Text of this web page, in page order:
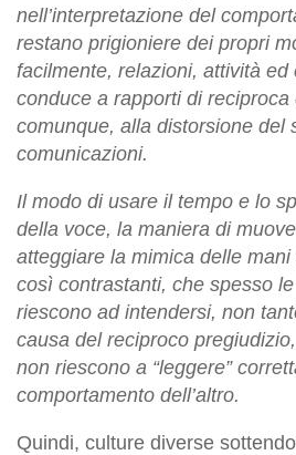
nell’interpretazione del
restano prigioniere dei propri
facilmente, relazioni, attività ed
conduce a rapporti di reciproca
comunque, alla distorsione del
comunicazioni.
Il modo di usare il tempo e lo
della voce, la maniera di
atteggiare la mimica delle
così contrastanti, che spesso
riescono ad intendersi, non
causa del reciproco
non riescono a “leggere”
comportamento dell’altro.
Quindi, culture diverse